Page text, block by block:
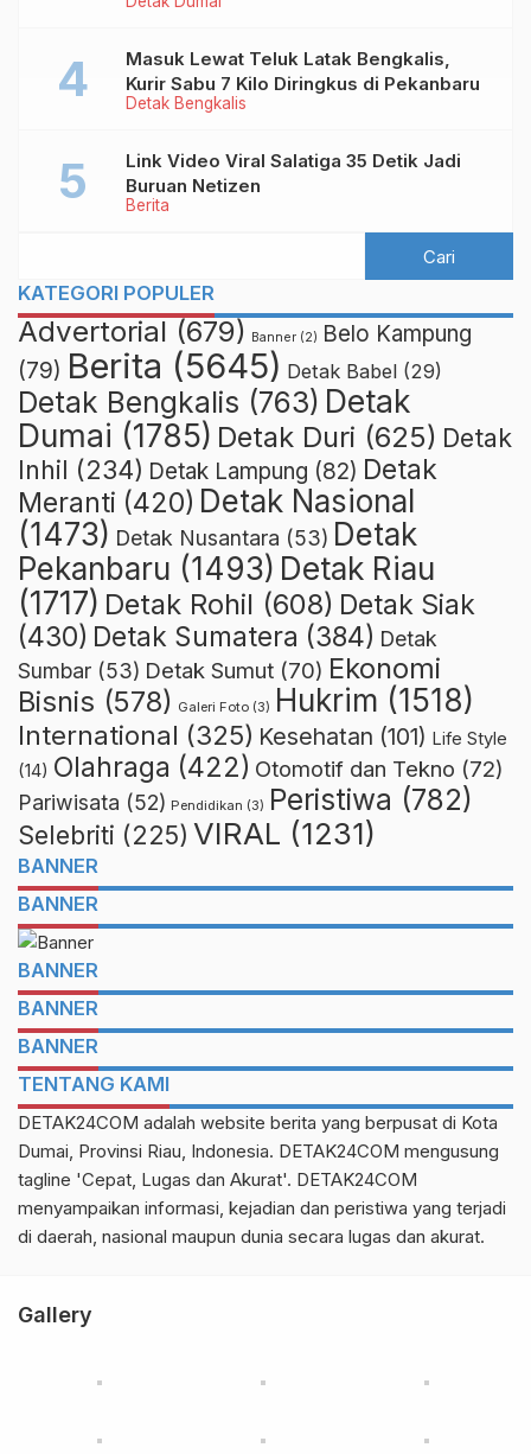
Puluhan Pasangan Mesum
Detak Bengkalis
Masuk Lewat Teluk Latak Bengkalis,
Kurir Sabu 7 Kilo Diringkus di Pekanbaru
Berita
Link Video Viral Salatiga 35 Detik Jadi
Buruan Netizen
KATEGORI POPULER
Advertorial (679) Banner (2) Belo Kampung
(79) Berita (5645) Detak Babel (29)
Detak Bengkalis (763) Detak
Dumai (1785) Detak Duri (625) Detak
Inhil (234) Detak Lampung (82) Detak
Meranti (420) Detak Nasional
(1473) Detak Nusantara (53) Detak
Pekanbaru (1493) Detak Riau
(1717) Detak Rohil (608) Detak Siak
(430) Detak Sumatera (384) Detak
Sumbar (53) Detak Sumut (70) Ekonomi
Bisnis (578) Galeri Foto (3) Hukrim (1518)
International (325) Kesehatan (101) Life Style
(14) Olahraga (422) Otomotif dan Tekno (72)
Pariwisata (52) Pendidikan (3) Peristiwa (782)
Selebriti (225) VIRAL (1231)
BANNER
BANNER
BANNER
BANNER
BANNER
TENTANG KAMI
DETAK24COM adalah website berita yang berpusat di Kota
Dumai, Provinsi Riau, Indonesia. DETAK24COM mengusung
tagline 'Cepat, Lugas dan Akurat'. DETAK24COM
menyampaikan informasi, kejadian dan peristiwa yang terjadi
di daerah, nasional maupun dunia secara lugas dan akurat.
Gallery